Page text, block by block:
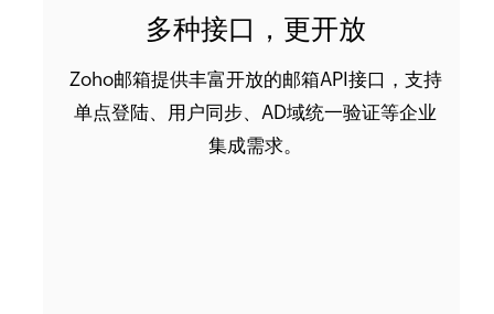
多种接口，更开放
Zoho邮箱提供丰富开放的邮箱API接口，支持
单点登陆、用户同步、AD域统一验证等企业
集成需求。